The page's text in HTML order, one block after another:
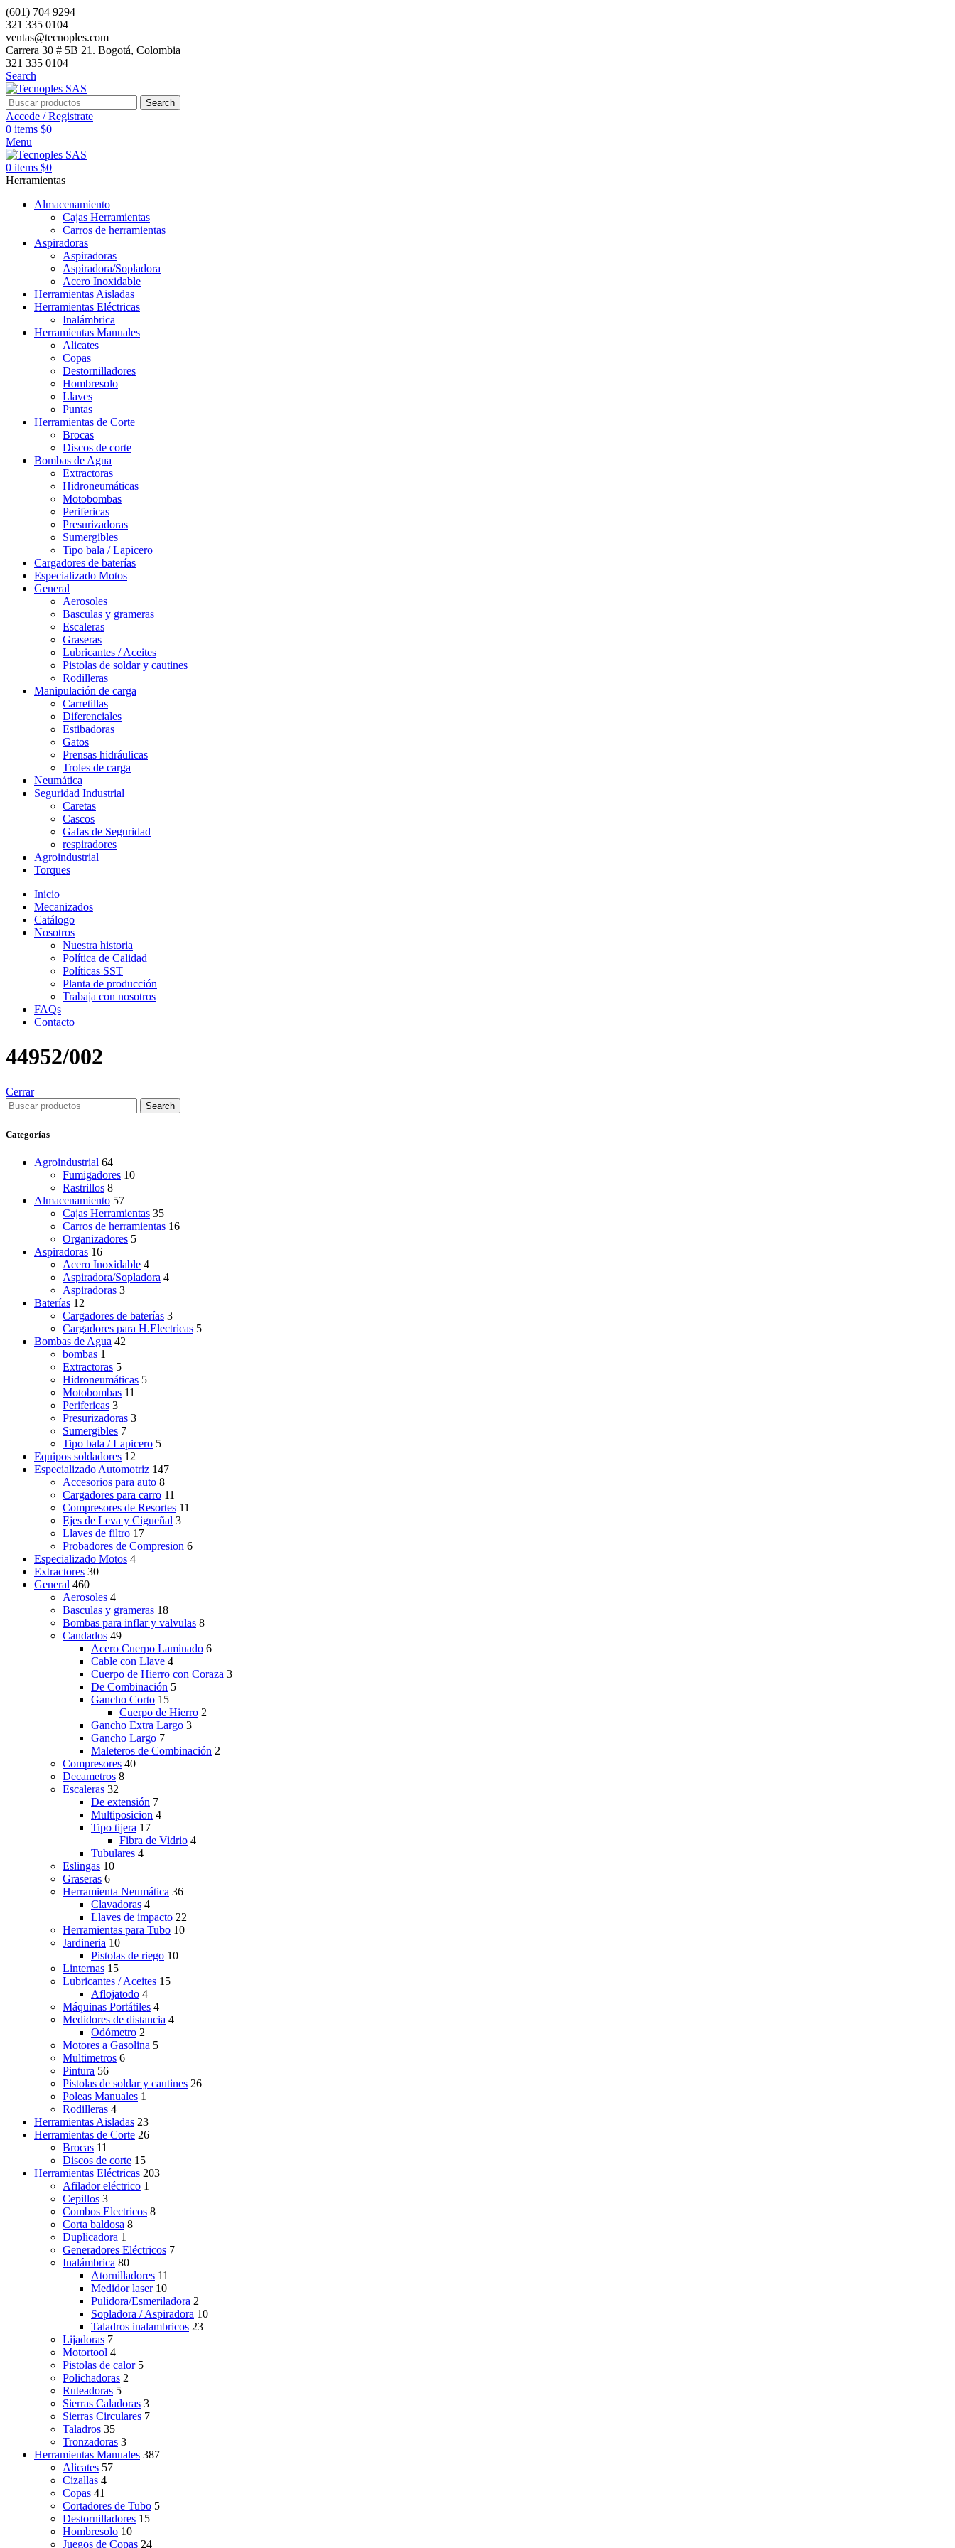
(601) 704 9294
321 335 0104
ventas@tecnoples.com
Carrera 30 # 5B 21. Bogotá, Colombia
321 335 0104
Search
Search
Accede / Registrate
0 items $0
Menu
0 items $0
Herramientas
Almacenamiento
Cajas Herramientas
Carros de herramientas
Aspiradoras
Aspiradoras
Aspiradora/Sopladora
Acero Inoxidable
Herramientas Aisladas
Herramientas Eléctricas
Inalámbrica
Herramientas Manuales
Alicates
Copas
Destornilladores
Hombresolo
Llaves
Puntas
Herramientas de Corte
Brocas
Discos de corte
Bombas de Agua
Extractoras
Hidroneumáticas
Motobombas
Perifericas
Presurizadoras
Sumergibles
Tipo bala / Lapicero
Cargadores de baterías
Especializado Motos
General
Aerosoles
Basculas y grameras
Escaleras
Graseras
Lubricantes / Aceites
Pistolas de soldar y cautines
Rodilleras
Manipulación de carga
Carretillas
Diferenciales
Estibadoras
Gatos
Prensas hidráulicas
Troles de carga
Neumática
Seguridad Industrial
Caretas
Cascos
Gafas de Seguridad
respiradores
Agroindustrial
Torques
Inicio
Mecanizados
Catálogo
Nosotros
Nuestra historia
Política de Calidad
Políticas SST
Planta de producción
Trabaja con nosotros
FAQs
Contacto
44952/002
Cerrar
Search
Categorías
Agroindustrial 64
Fumigadores 10
Rastrillos 8
Almacenamiento 57
Cajas Herramientas 35
Carros de herramientas 16
Organizadores 5
Aspiradoras 16
Acero Inoxidable 4
Aspiradora/Sopladora 4
Aspiradoras 3
Baterías 12
Cargadores de baterías 3
Cargadores para H.Electricas 5
Bombas de Agua 42
bombas 1
Extractoras 5
Hidroneumáticas 5
Motobombas 11
Perifericas 3
Presurizadoras 3
Sumergibles 7
Tipo bala / Lapicero 5
Equipos soldadores 12
Especializado Automotriz 147
Accesorios para auto 8
Cargadores para carro 11
Compresores de Resortes 11
Ejes de Leva y Cigueñal 3
Llaves de filtro 17
Probadores de Compresion 6
Especializado Motos 4
Extractores 30
General 460
Aerosoles 4
Basculas y grameras 18
Bombas para inflar y valvulas 8
Candados 49
Acero Cuerpo Laminado 6
Cable con Llave 4
Cuerpo de Hierro con Coraza 3
De Combinación 5
Gancho Corto 15
Cuerpo de Hierro 2
Gancho Extra Largo 3
Gancho Largo 7
Maleteros de Combinación 2
Compresores 40
Decametros 8
Escaleras 32
De extensión 7
Multiposicion 4
Tipo tijera 17
Fibra de Vidrio 4
Tubulares 4
Eslingas 10
Graseras 6
Herramienta Neumática 36
Clavadoras 4
Llaves de impacto 22
Herramientas para Tubo 10
Jardineria 10
Pistolas de riego 10
Linternas 15
Lubricantes / Aceites 15
Aflojatodo 4
Máquinas Portátiles 4
Medidores de distancia 4
Odómetro 2
Motores a Gasolina 5
Multimetros 6
Pintura 56
Pistolas de soldar y cautines 26
Poleas Manuales 1
Rodilleras 4
Herramientas Aisladas 23
Herramientas de Corte 26
Brocas 11
Discos de corte 15
Herramientas Eléctricas 203
Afilador eléctrico 1
Cepillos 3
Combos Electricos 8
Corta baldosa 8
Duplicadora 1
Generadores Eléctricos 7
Inalámbrica 80
Atornilladores 11
Medidor laser 10
Pulidora/Esmeriladora 2
Sopladora / Aspiradora 10
Taladros inalambricos 23
Lijadoras 7
Motortool 4
Pistolas de calor 5
Polichadoras 2
Ruteadoras 5
Sierras Caladoras 3
Sierras Circulares 7
Taladros 35
Tronzadoras 3
Herramientas Manuales 387
Alicates 57
Cizallas 4
Copas 41
Cortadores de Tubo 5
Destornilladores 15
Hombresolo 10
Juegos de Copas 24